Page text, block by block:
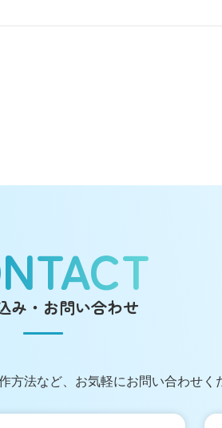
み・お問い合わせ
方法など、 お気軽にお問い合わせく